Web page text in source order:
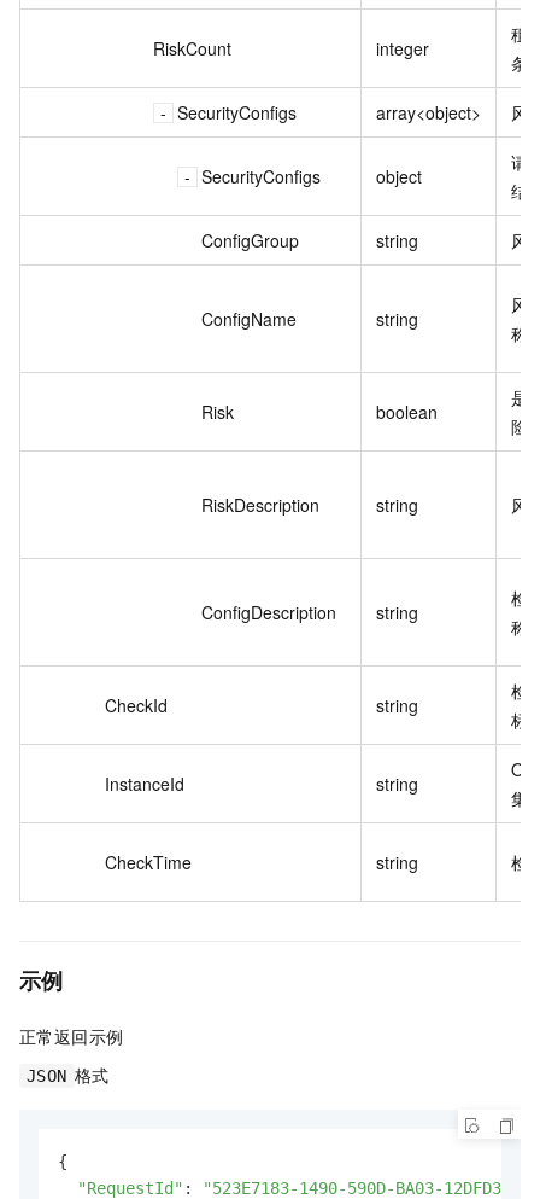
RiskCount integer
租
条
SecurityConfigs array<object> 风
SecurityConfigs object
请
结
ConfigGroup string 风
ConfigName string
风
称
Risk boolean
是
险
RiskDescription string 风
ConfigDescription string
检
称
CheckId string
检
标
InstanceId string
集
CheckTime string 检
示例
正常返回示例
JSON 格式
{
"RequestId" :
"523E7183-1490-590D-BA03-